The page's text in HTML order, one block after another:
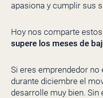
apasiona y cumplir sus
Hoy nos comparte estos
supere los meses de
Si eres emprendedor no
durante diciembre el
desarrolle muy bien. Sin